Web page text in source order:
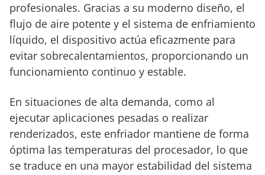
profesionales. Gracias a su moderno diseño, el
flujo de aire potente y el sistema de enfriamiento
líquido, el dispositivo actúa eficazmente para
evitar sobrecalentamientos, proporcionando un
funcionamiento continuo y estable.
En situaciones de alta demanda, como al
ejecutar aplicaciones pesadas o realizar
renderizados, este enfriador mantiene de forma
óptima las temperaturas del procesador, lo que
se traduce en una mayor estabilidad del sistema